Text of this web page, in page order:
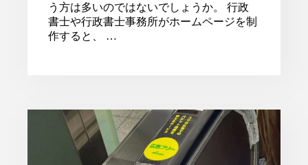
う方は多いのではないでしょうか。 行政
書士や行政書士事務所がホームページを制
作すると、 …